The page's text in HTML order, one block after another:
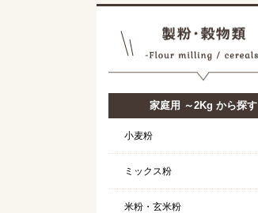
家庭用 ～2Kg から探す
小麦粉
ミックス粉
米粉・玄米粉